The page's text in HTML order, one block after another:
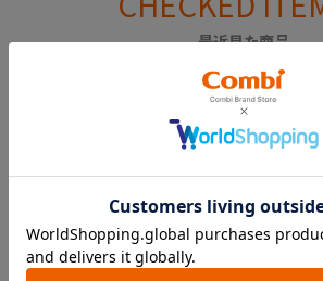
最近見た商品
ジョイトリップエア
スルー ＧＣ（エア